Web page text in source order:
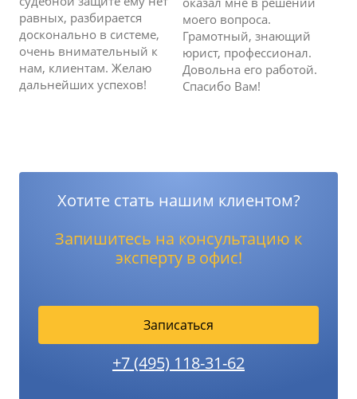
равных, разбирается
досконально в системе,
очень внимательный к
нам, клиентам. Желаю
дальнейших успехов!
моего вопроса.
Грамотный, знающий
юрист, профессионал.
Довольна его работой.
Спасибо Вам!
Хотите стать нашим клиентом?
Запишитесь на консультацию к
эксперту в офис!
Записаться
+7 (495) 118-31-62